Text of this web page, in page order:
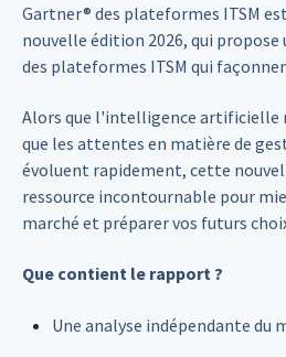
Gartner® des plateformes ITSM
nouvelle édition 2026, qui
des plateformes ITSM qui
Alors que l'intelligence artificielle
que les attentes en matière de
évoluent rapidement, cette
ressource incontournable pour
marché et préparer vos futurs
Que contient le rapport ?
Une analyse indépendante du